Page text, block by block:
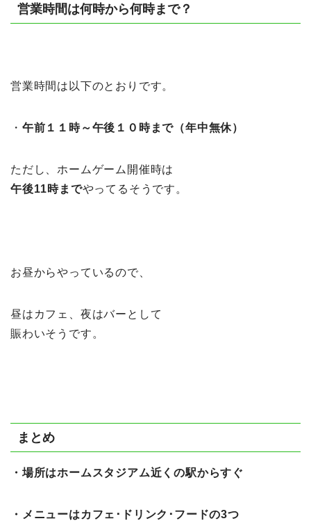
営業時間は何時から何時まで？
営業時間は以下のとおりです。
・ 午前１１時～午後１０時まで（年中無休）
ただし、ホームゲーム開催時は
午後11時までやってるそうです。
お昼からやっているので、
昼はカフェ、夜はバーとして
賑わいそうです。
まとめ
・場所はホームスタジアム近くの駅からすぐ
・メニューはカフェ･ドリンク･フードの3つ